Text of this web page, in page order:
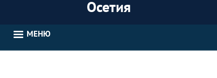
Осетия
МЕНЮ